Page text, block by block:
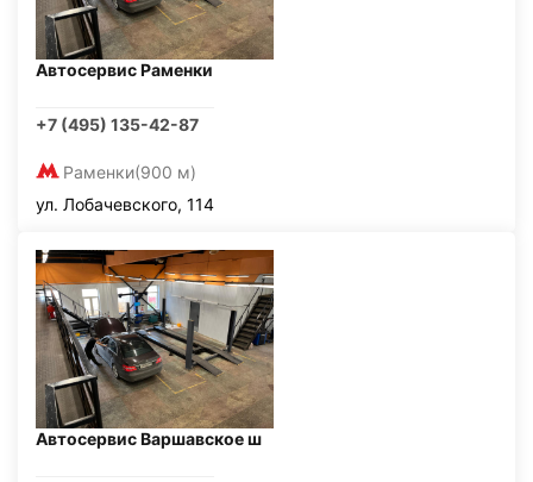
Автосервис Раменки
+7 (495) 135-42-87
Раменки(900 м)
ул. Лобачевского, 114
Автосервис Варшавское ш